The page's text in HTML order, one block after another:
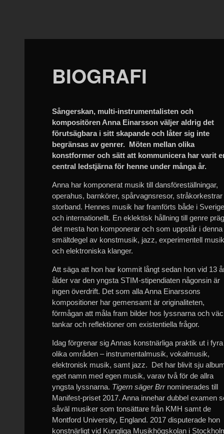
BIOGRAFI
Sångerskan, multi-instrumentalisten och
kompositören Anna Einarsson väljer aldrig det
förutsägbara i sitt skapande och låter sig inte
begränsas av genrer. Möten mellan olika
konstformer och sätt att kommunicera har varit
central ledstjärna för henne under många år.
Anna har komponerat musik till dansföreställningar,
operahus, barnkörer, spårvagnsresor,
storband. Hennes musik har framförts både i
och internationellt. En eklektisk hållning till genre
det mesta hon komponerar och som uppstår i denna
smältdegel av konstmusik, jazz, experimentell
och elektroniska klanger.
Att säga att hon har kommit långt sedan hon vid 13
ålder var den yngsta STIM-stipendiaten någonsin är
ingen överdrift. Det som alla Anna Einarssons
kompositioner har gemensamt är originaliteten,
förmågan att måla fram bilder hos lyssnarna och
tankar och reflektioner om existentiella frågor.
Idag förgrenar sig Annas konstnärliga praktik ut i fyra
olika områden – instrumentalmusik, vokalmusik,
elektronisk musik, samt jazz. Det har blivit sju
eget namn med egen musik, varav två för de allra
yngsta lyssnarna. Tigern säger Brr nominerades till
Manifest-priset 2017. Anna innehar dubbel examen
såväl musiker som tonsättare från KMH samt de
Montford University, England. 2017 disputerade hon
konstnärligt vid Kungliga Musikhögskolan i